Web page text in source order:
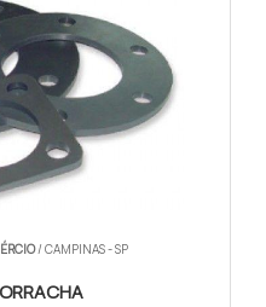
/ CAMPINAS - SP